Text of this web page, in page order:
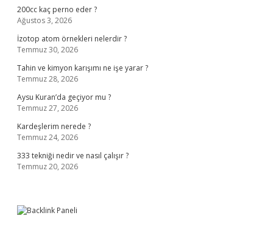
200cc kaç perno eder ?
Ağustos 3, 2026
İzotop atom örnekleri nelerdir ?
Temmuz 30, 2026
Tahin ve kimyon karışımı ne işe yarar ?
Temmuz 28, 2026
Aysu Kuran’da geçiyor mu ?
Temmuz 27, 2026
Kardeşlerim nerede ?
Temmuz 24, 2026
333 tekniği nedir ve nasıl çalışır ?
Temmuz 20, 2026